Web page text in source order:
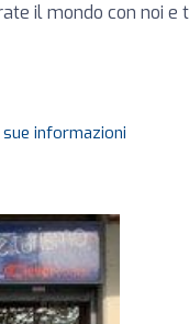
il mondo con noi e
informazioni